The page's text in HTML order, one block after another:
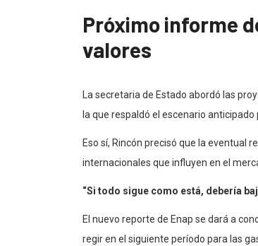
Próximo informe
valores
La secretaria de Estado abordó las
la que respaldó el escenario
Eso sí, Rincón precisó que la eventual
internacionales que influyen en el
“Si todo sigue como está, debería
El nuevo reporte de Enap se dará a
regir en el siguiente período para las